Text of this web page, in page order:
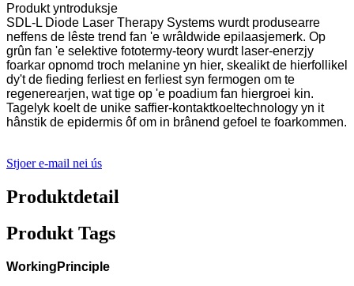
Produkt yntroduksje
SDL-L Diode Laser Therapy Systems wurdt produsearre
neffens de lêste trend fan 'e wrâldwide epilaasjemerk. Op
grûn fan 'e selektive fototermy-teory wurdt laser-enerzjy
foarkar opnomd troch melanine yn hier, skealikt de hierfollikel
dy't de fieding ferliest en ferliest syn fermogen om te
regenerearjen, wat tige op 'e poadium fan hiergroei kin.
Tagelyk koelt de unike saffier-kontaktkoeltechnology yn it
hânstik de epidermis ôf om in brânend gefoel te foarkommen.
Stjoer e-mail nei ús
Produktdetail
Produkt Tags
Working Principle